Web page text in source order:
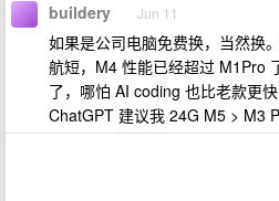
buildery Jun 11
如果是公司电脑免费换，当然换
航短，M4 性能已经超过 M1Pro
了，哪怕 AI coding 也比老款更
ChatGPT 建议我 24G M5 > M3